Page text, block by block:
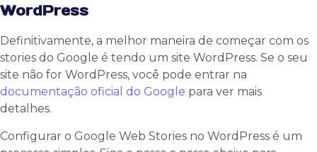
WordPress
Definitivamente, a melhor maneira de começar com os
stories do Google é tendo um site WordPress. Se o seu
site não for WordPress, você pode entrar na
documentação oficial do Google para ver mais
detalhes.
Configurar o Google Web Stories no WordPress é um